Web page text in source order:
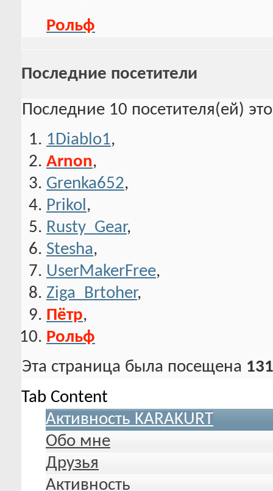
Рольф
Последние посетители
Последние 10 посетителя(ей)
1Diablo1,
Arnon,
Grenka652,
Prikol ,
Rusty_Gear,
Stesha,
UserMakerFree,
Ziga_Brtoher,
Пётр,
Рольф
Эта страница была посещена
Tab Content
Активность KARAKURT
Обо мне
Друзья
Активность